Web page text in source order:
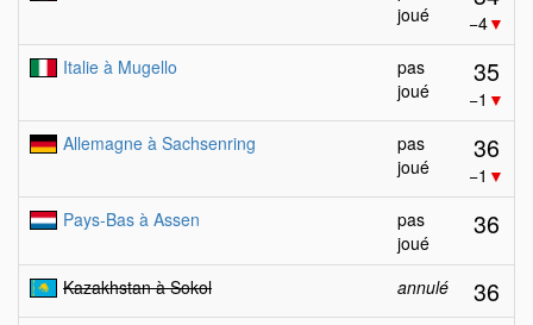
joué
−4▼
Italie à Mugello
pas
joué
35
−1 ▼
Allemagne à Sachsenring
pas
joué
36
−1 ▼
Pays-Bas à Assen
pas
joué
36
Kazakhstan à Sokol annulé 36